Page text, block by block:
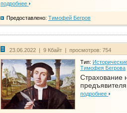
подробнее
Предоставлено: Тимофей Бегров
23.06.2022 | 9 Кбайт | просмотров: 754
Тип:
Тимофея Бегрова
Страхование
предъявителя
подробнее